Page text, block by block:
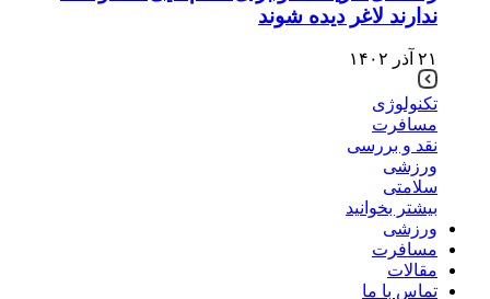
ندارند لاغر دیده شوند
۲۱ آذر ۱۴۰۲
تکنولوژی
مسافرت
نقد و بررسی
ورزشی
سلامتی
بیشتر بخوانید
ورزشی
مسافرت
مقالات
تماس با ما